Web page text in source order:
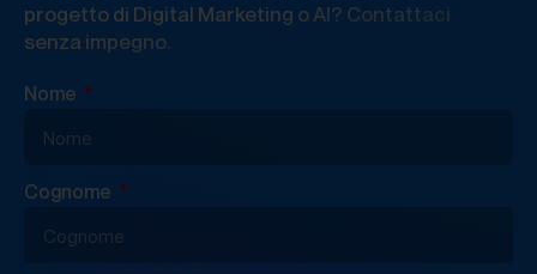
progetto di Digital Marketing o AI? Contattaci
senza impegno.
Nome
Cognome